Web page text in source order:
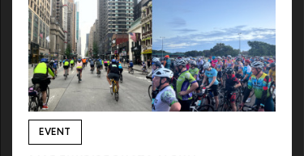
人数：約7000名イベント情報 URL：
https://tourdebrisbane.org/申し込みページ：
https://www.nxsports.org/nxevent/tourdebrisbane/
Ride掲載記事：
https://globalride.jp/category/event/world/tour-
de-brisbane/ ブリスベン市内の主要道路を封鎖
して行われる都市型ファンライド。50km・80km
のコースが中心で、初心者から海外参加者まで楽
しめるのが特徴。110kmはUCIグランフォンド選
考も兼ねている。普段は自転車で走ることのでき
EVENT